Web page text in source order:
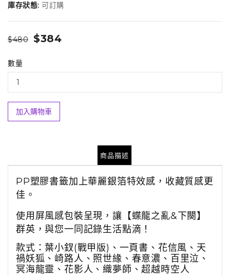
庫存狀態: 可訂購
$480 $384
數量
加入購物車
商品描述
PP塑膠書籤加上華麗銀箔特效感，收藏質感更
佳。
使用屏風感包裝呈現，讓【蝶龍之亂&下闋】
群英，與您一同記錄生活點滴！
款式：葉小釵(戰甲版)、一頁書、花信風、天
禍妖狐、崎路人、照世緣、春意濃、百里泣、
冥海龍靈、花影人、織夢師、超越時空人